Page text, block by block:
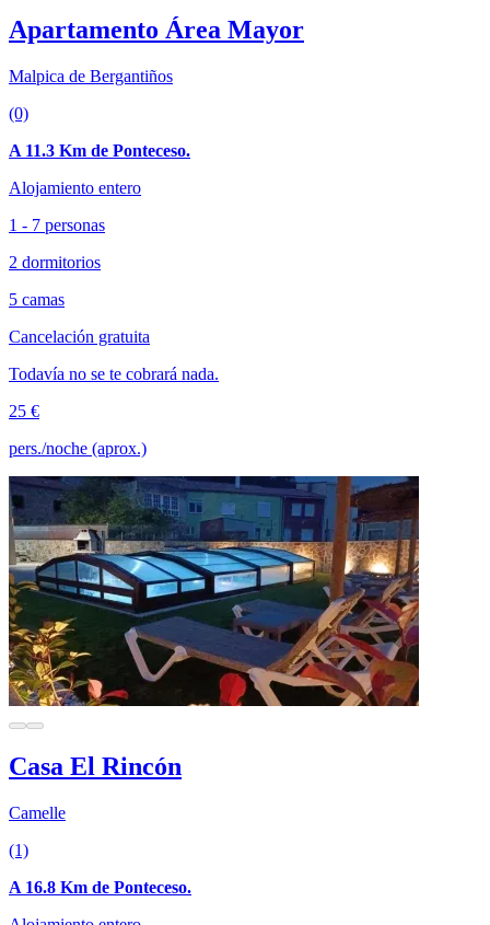
Apartamento Área Mayor
Malpica de Bergantiños
(0)
A 11.3 Km de Ponteceso.
Alojamiento entero
1 - 7 personas
2 dormitorios
5 camas
Cancelación gratuita
Todavía no se te cobrará nada.
25 €
pers./noche (aprox.)
Casa El Rincón
Camelle
(1)
A 16.8 Km de Ponteceso.